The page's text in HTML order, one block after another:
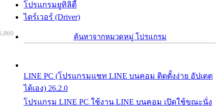
โปรแกรมยูทิลิตี้
ไดร์เวอร์ (Driver)
ค้นหาจากหมวดหมู่ โปรแกรม
LINE PC (โปรแกรมแชท LINE บนคอม ติดตั้งง่าย อัปเดต
ได้เอง) 26.2.0
โปรแกรม LINE PC ใช้งาน LINE บนคอม เปิดใช้ขณะนั่ง